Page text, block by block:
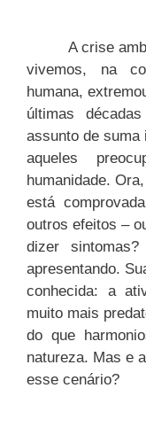
A crise
vivemos, na
humana,
últimas
assunto de suma
aqueles
humanidade.
está
outros efeitos –
dizer
apresentando.
conhecida: a
muito mais
do que
natureza. Mas e
esse cenário?